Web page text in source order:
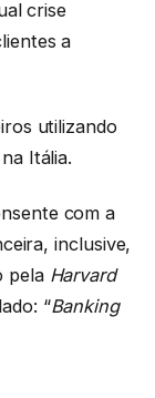
crise
a
utilizando
Itália.
com a
inclusive,
pela Harvard
“Banking